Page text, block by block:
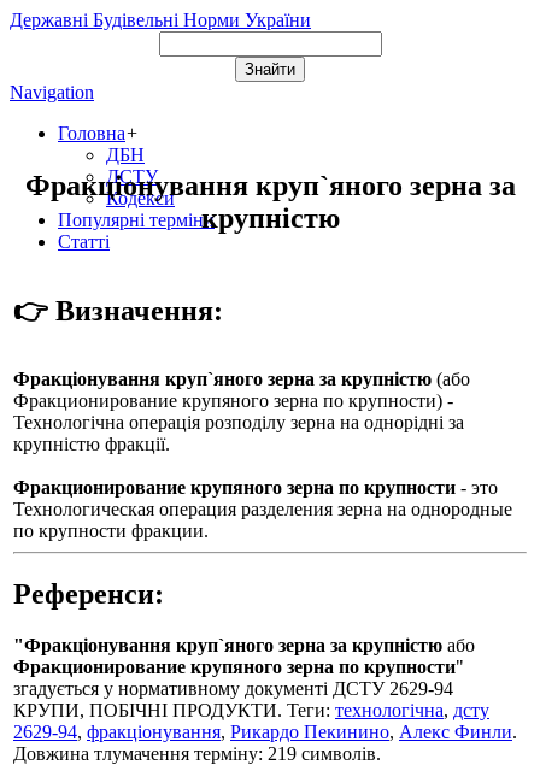
Державні Будівельні Норми України
Navigation
Головна+
ДБН
ДСТУ
Кодекси
Популярні терміни
Статті
Фракціонування круп`яного зерна за
крупністю
👉 Визначення:
Фракціонування круп`яного зерна за крупністю (або
Фракционирование крупяного зерна по крупности) -
Технологічна операція розподілу зерна на однорідні за
крупністю фракції.
Фракционирование крупяного зерна по крупности - это
Технологическая операция разделения зерна на однородные
по крупности фракции.
Референси:
"Фракціонування круп`яного зерна за крупністю або
Фракционирование крупяного зерна по крупности"
згадується у нормативному документі ДСТУ 2629-94
КРУПИ, ПОБІЧНІ ПРОДУКТИ. Теги: технологічна, дсту
2629-94, фракціонування, Рикардо Пекинино, Алекс Финли.
Довжина тлумачення терміну: 219 символів.